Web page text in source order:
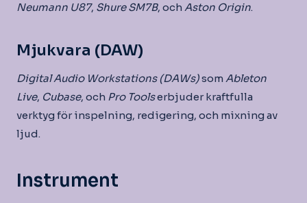
Neumann U87, Shure SM7B, och Aston Origin.
Mjukvara (DAW)
Digital Audio Workstations (DAWs)som Ableton
Live, Cubase, och Pro Toolserbjuder kraftfulla
verktyg för inspelning, redigering, och mixning av
ljud.
Instrument